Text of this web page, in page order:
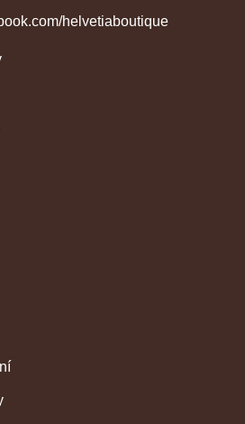
helvetiaboutique